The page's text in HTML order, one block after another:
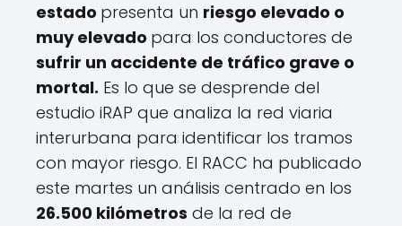
estado presenta un riesgo elevado o
muy elevado para los conductores de
sufrir un accidente de tráfico grave o
mortal. Es lo que se desprende del
estudio iRAP que analiza la red viaria
interurbana para identificar los tramos
con mayor riesgo. El RACC ha publicado
este martes un análisis centrado en los
26.500 kilómetros de la red de